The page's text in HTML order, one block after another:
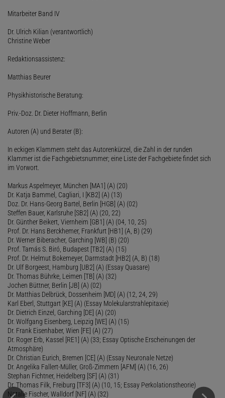
Mitarbeiter Band IV
Dr. Ulrich Kilian (verantwortlich)
Christine Weber
Redaktionsassistenz:
Matthias Beurer
Physikhistorische Beratung:
Priv.-Doz. Dr. Dieter Hoffmann, Berlin
Autoren (A) und Berater (B):
In eckigen Klammern steht das Autorenkürzel, die Zahl in der runden
Klammer ist die Fachgebietsnummer; eine Liste der Fachgebiete findet sich
im Vorwort.
Markus Aspelmeyer, München [MA1] (A) (20)
Dr. Katja Bammel, Cagliari, I [KB2] (A) (13)
Doz. Dr. Hans-Georg Bartel, Berlin [HGB] (A) (02)
Steffen Bauer, Karlsruhe [SB2] (A) (20, 22)
Dr. Günther Beikert, Viernheim [GB1] (A) (04, 10, 25)
Prof. Dr. Hans Berckhemer, Frankfurt [HB1] (A, B) (29)
Dr. Werner Biberacher, Garching [WB] (B) (20)
Prof. Tamás S. Biró, Budapest [TB2] (A) (15)
Prof. Dr. Helmut Bokemeyer, Darmstadt [HB2] (A, B) (18)
Dr. Ulf Borgeest, Hamburg [UB2] (A) (Essay Quasare)
Dr. Thomas Bührke, Leimen [TB] (A) (32)
Jochen Büttner, Berlin [JB] (A) (02)
Dr. Matthias Delbrück, Dossenheim [MD] (A) (12, 24, 29)
Karl Eberl, Stuttgart [KE] (A) (Essay Molekularstrahlepitaxie)
Dr. Dietrich Einzel, Garching [DE] (A) (20)
Dr. Wolfgang Eisenberg, Leipzig [WE] (A) (15)
Dr. Frank Eisenhaber, Wien [FE] (A) (27)
Dr. Roger Erb, Kassel [RE1] (A) (33; Essay Optische Erscheinungen der
Atmosphäre)
Dr. Christian Eurich, Bremen [CE] (A) (Essay Neuronale Netze)
Dr. Angelika Fallert-Müller, Groß-Zimmern [AFM] (A) (16, 26)
Stephan Fichtner, Heidelberg [SF] (A) (31)
Dr. Thomas Filk, Freiburg [TF3] (A) (10, 15; Essay Perkolationstheorie)
Natalie Fischer, Walldorf [NF] (A) (32)